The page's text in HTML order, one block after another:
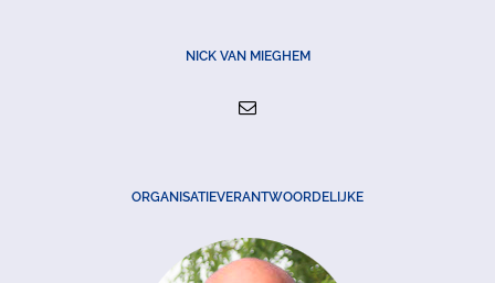
NICK VAN MIEGHEM
ORGANISATIEVERANTWOORDELIJKE